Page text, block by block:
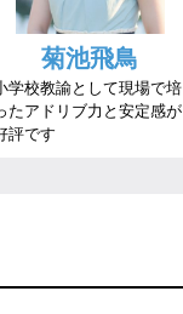
菊池飛鳥
学校教諭として現場で培
たアドリブ力と安定感が
評です